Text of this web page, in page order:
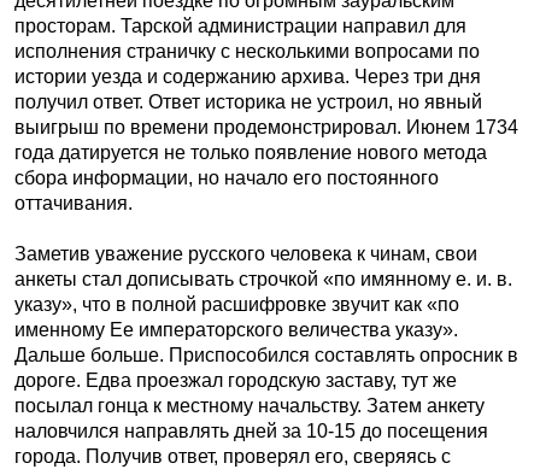
просторам. Тарской администрации направил для
исполнения страничку с несколькими вопросами по
истории уезда и содержанию архива. Через три дня
получил ответ. Ответ историка не устроил, но явный
выигрыш по времени продемонстрировал. Июнем 1734
года датируется не только появление нового метода
сбора информации, но начало его постоянного
оттачивания.
Заметив уважение русского человека к чинам, свои
анкеты стал дописывать строчкой «по имянному е. и. в.
указу», что в полной расшифровке звучит как «по
именному Ее императорского величества указу».
Дальше больше. Приспособился составлять опросник в
дороге. Едва проезжал городскую заставу, тут же
посылал гонца к местному начальству. Затем анкету
наловчился направлять дней за 10-15 до посещения
города. Получив ответ, проверял его, сверяясь с